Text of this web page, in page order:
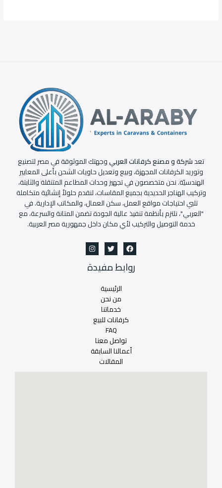
تعدشركة و مصنع كرفانات العربيوجهتك الموثوقة في مصر لتصنيع
وتوريد الكرفانات المجهزة، وبيع وتعديل حاويات الشحن بأعلى المعايير
الهندسيّة. نحن متخصصون في تجهيز وحدات المطاعم المتنقلة والثابتة،
وتركيب الهناجر الحديدية بجميع المقاسات، لنقدم حلولاً إنشائية متكاملة
تلبي احتياجات مواقع العمل، سكن العمال، والمكاتب الإدارية. في
"العربي"، نلتزم بأنظمة تنفيذ عالية الجودة تضمن المتانة والسرعة، مع
خدمة التوصيل والتركيب لأي مكان داخل جمهورية مصر العربية.
روابط مفيدة
الرئيسية
من نحن
خدماتنا
كرفانات للبيع
FAQ
تواصل معنا
أعمالنا السابقة
المقالات